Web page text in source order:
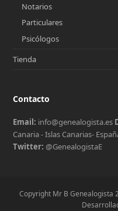
Notarios
Particulares
Psicólogos
Tienda
Contacto
Email: info@genealogista.es
Canaria - Islas Canarias-
Twitter: @GenealogistaE
Copyright Mr B Genealogista